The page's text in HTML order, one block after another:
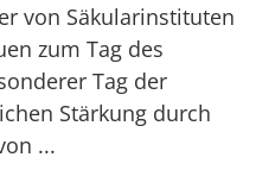
von Säkularinstituten
zum Tag des
Tag der
Stärkung durch
...